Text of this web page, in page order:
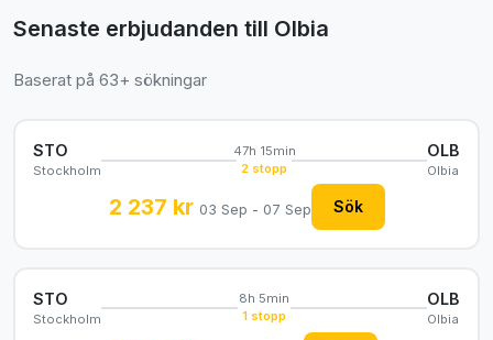
Senaste erbjudanden till Olbia
Baserat på 63+ sökningar
STO
Stockholm
47h 15min
2 stopp
OLB
Olbia
2 237 kr 03 Sep - 07 Sep Sök
STO
Stockholm
8h 5min
1 stopp
OLB
Olbia